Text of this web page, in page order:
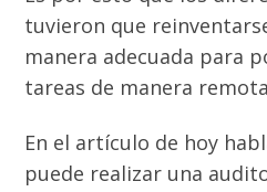
tuvieron que
manera adecuada para
tareas de manera
En el artículo de hoy
puede realizar una